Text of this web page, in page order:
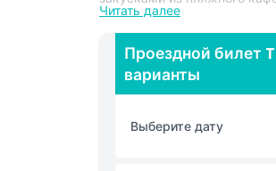
С наступлением сумерек
вечеринками, которые
полотенцами, надежные
удобный визит.
друзьями или просто
в пляжный клуб подарит
всего в нескольких
Читать далее
Проездной билет
варианты
Выберите дату